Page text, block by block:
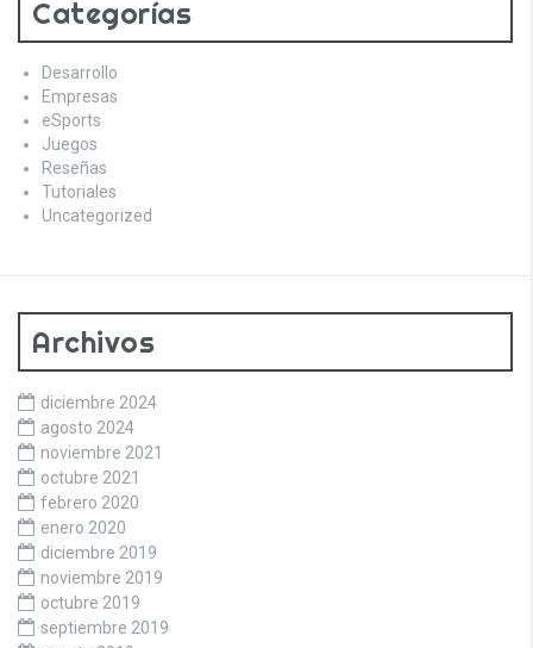
Categorías
Desarrollo
Empresas
eSports
Juegos
Reseñas
Tutoriales
Uncategorized
Archivos
diciembre 2024
agosto 2024
noviembre 2021
octubre 2021
febrero 2020
enero 2020
diciembre 2019
noviembre 2019
octubre 2019
septiembre 2019